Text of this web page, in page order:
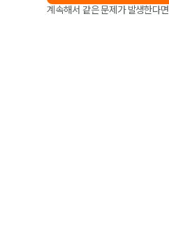
계속해서 같은 문제가 발생한다면